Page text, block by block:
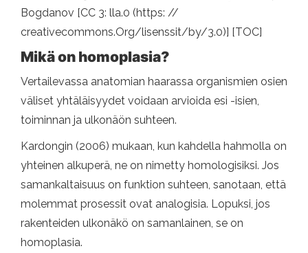
Bogdanov [CC 3: lla.0 (https: //
creativecommons.Org/lisenssit/by/3.0)] [TOC]
Mikä on homoplasia?
Vertailevassa anatomian haarassa organismien osien
väliset yhtäläisyydet voidaan arvioida esi -isien,
toiminnan ja ulkonäön suhteen.
Kardongin (2006) mukaan, kun kahdella hahmolla on
yhteinen alkuperä, ne on nimetty homologisiksi. Jos
samankaltaisuus on funktion suhteen, sanotaan, että
molemmat prosessit ovat analogisia. Lopuksi, jos
rakenteiden ulkonäkö on samanlainen, se on
homoplasia.